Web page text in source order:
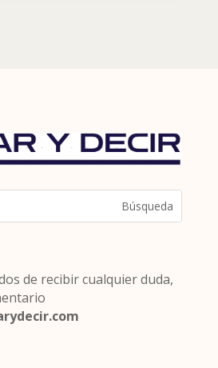
de recibir cualquier duda,